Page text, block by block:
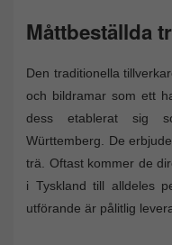
Måttbeställda
Den traditionella
och bildramar som ett
dess etablerat sig
Württemberg. De
trä. Oftast kommer de
i Tyskland till alldeles
utförande är pålitlig